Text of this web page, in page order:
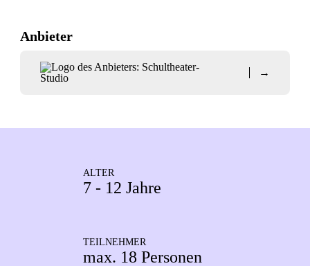
Anbieter
→
ALTER
7 - 12 Jahre
TEILNEHMER
max. 18 Personen